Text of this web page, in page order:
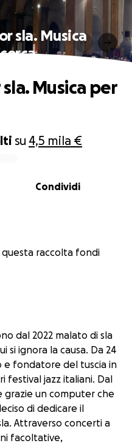
sla. Musica
su 4,5 mila €
Condividi
Musica per
questa raccolta fondi
dal 2022 malato di sla
si ignora la causa. Da 24
fondatore del tuscia in
festival jazz italiani. Dal
grazie un computer che
di dedicare il
Attraverso concerti a
facoltative,